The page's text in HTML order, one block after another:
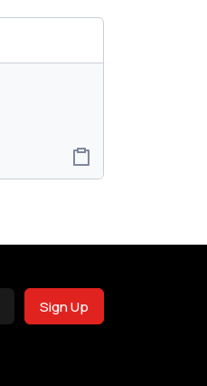
Sign Up